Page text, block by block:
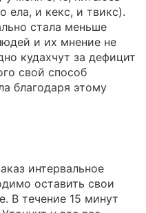
ела, и кекс, и твикс).
стала меньше
и их мнение не
кудахчут за дефицит
свой способ
благодаря этому
интервальное
оставить свои
В течение 15 минут